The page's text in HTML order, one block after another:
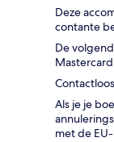
Deze
contante
De
Mastercard
Als je je
met de